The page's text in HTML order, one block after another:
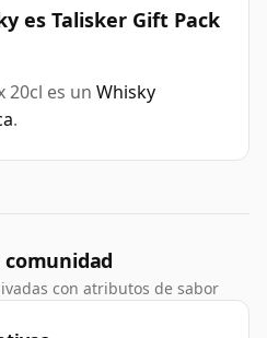
es Talisker Gift Pack
20cl es un Whisky
.
con atributos de sabor